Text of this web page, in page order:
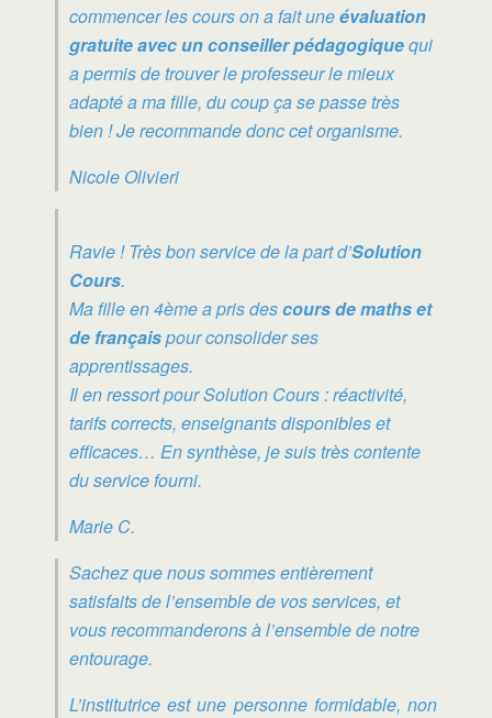
commencer les cours on a fait uneévaluation
gratuite avec un conseiller pédagogiquequi
a permis de trouver le professeur le mieux
adapté a ma fille, du coup ça se passe très
bien ! Je recommande donc cet organisme.
Nicole Olivieri
Ravie ! Très bon service de la part d’Solution
Cours.
Ma fille en 4ème a pris descours de maths et
de françaispour consolider ses
apprentissages.
Il en ressort pour Solution Cours : réactivité,
tarifs corrects, enseignants disponibles et
efficaces… En synthèse, je suis très contente
du service fourni.
Marie C.
Sachez que nous sommes entièrement
satisfaits de l’ensemble de vos services, et
vous recommanderons à l’ensemble de notre
entourage.
L’institutrice est une personne formidable, non